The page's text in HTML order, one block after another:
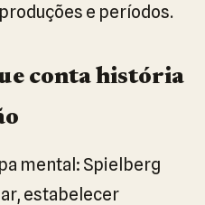
e períodos.
conta história
mental: Spielberg
estabelecer